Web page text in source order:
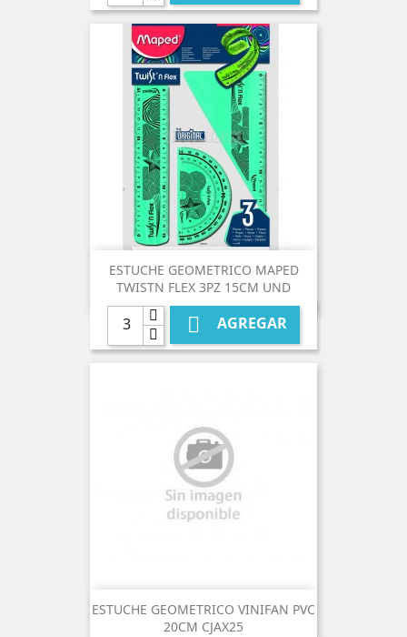
ESTUCHE GEOMETRICO MAPED
TWISTN FLEX 3PZ 15CM UND
 AGREGAR
ESTUCHE GEOMETRICO VINIFAN PVC
20CM CJAX25